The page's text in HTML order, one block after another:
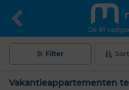
De #1
Filter
Vakantieappartementen